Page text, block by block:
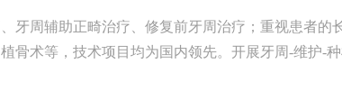
牙周辅助正畸治疗、修复前牙周治疗；重视患者的
骨术等，技术项目均为国内领先。开展牙周-维护-